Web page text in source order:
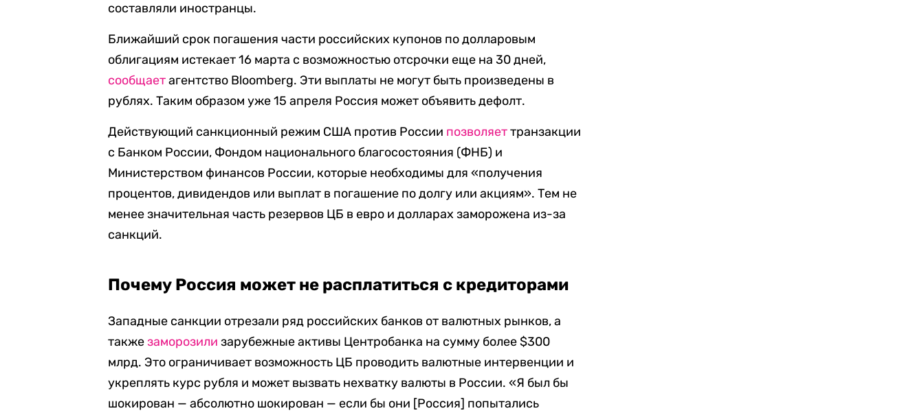
составляли иностранцы.
Ближайший срок погашения части российских купонов по долларовым
облигациям истекает 16 марта c возможностью отсрочки еще на 30 дней,
сообщаетагентство Bloomberg. Эти выплаты не могут быть произведены в
рублях. Таким образом уже 15 апреля Россия может объявить дефолт.
Действующий санкционный режим США против России позволяеттранзакции
с Банком России, Фондом национального благосостояния (ФНБ) и
Министерством финансов России, которые необходимы для «получения
процентов, дивидендов или выплат в погашение по долгу или акциям». Тем не
менее значительная часть резервов ЦБ в евро и долларах заморожена из-за
санкций.
Почему Россия может не расплатиться с кредиторами
Западные санкции отрезали ряд российских банков от валютных рынков, а
такжезаморозили зарубежные активы Центробанка на сумму более $300
млрд. Это ограничивает возможность ЦБ проводить валютные интервенции и
укреплять курс рубля и может вызвать нехватку валюты в России. «Я был бы
шокирован — абсолютно шокирован — если бы они [Россия] попытались